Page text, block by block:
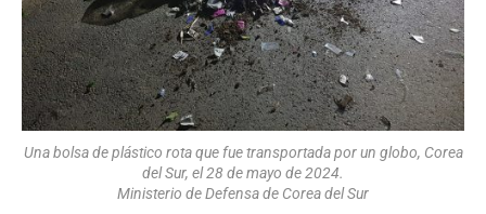
Una bolsa de plástico rota que fue transportada por un globo, Corea
del Sur, el 28 de mayo de 2024.
Ministerio de Defensa de Corea del Sur